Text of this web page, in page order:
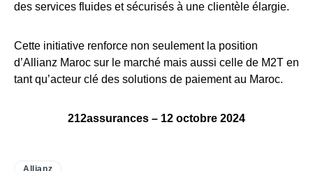
des services fluides et sécurisés à une clientèle élargie.
Cette initiative renforce non seulement la position
d’Allianz Maroc sur le marché mais aussi celle de M2T en
tant qu’acteur clé des solutions de paiement au Maroc.
212assurances – 12 octobre 2024